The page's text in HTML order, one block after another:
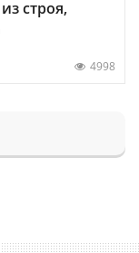
строя,
4998